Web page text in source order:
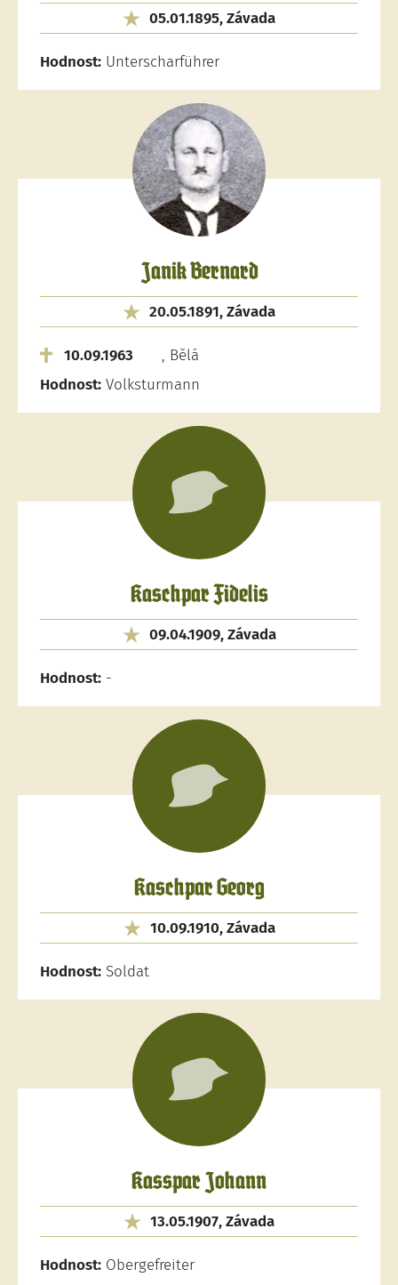
05.01.1895, Závada
Hodnost: Unterscharführer
Janik Bernard
20.05.1891, Závada
10.09.1963
, Bělá
Hodnost: Volksturmann
Kaschpar Fidelis
09.04.1909, Závada
Hodnost: -
Kaschpar Georg
10.09.1910, Závada
Hodnost: Soldat
Kasspar Johann
13.05.1907, Závada
Hodnost: Obergefreiter